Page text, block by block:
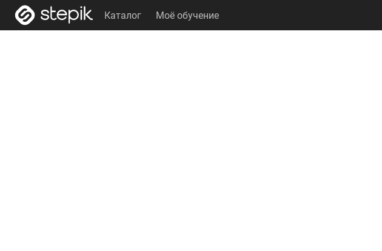
Каталог Моё обучение